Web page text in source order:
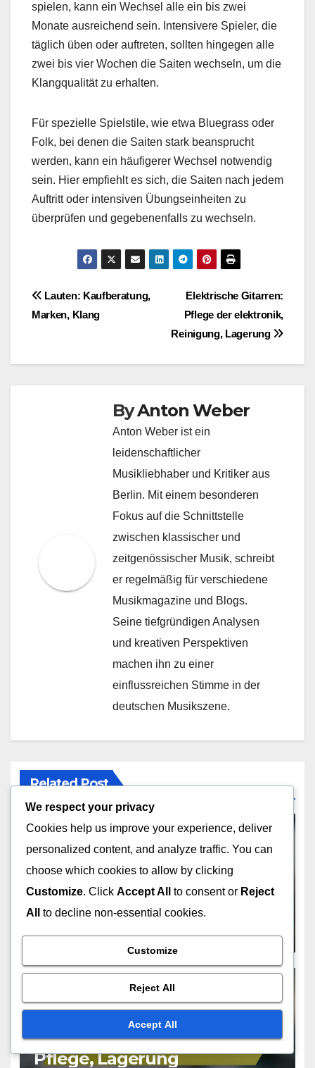
spielen, kann ein Wechsel alle ein bis zwei
Monate ausreichend sein. Intensivere Spieler, die
täglich üben oder auftreten, sollten hingegen alle
zwei bis vier Wochen die Saiten wechseln, um die
Klangqualität zu erhalten.
Für spezielle Spielstile, wie etwa Bluegrass oder
Folk, bei denen die Saiten stark beansprucht
werden, kann ein häufigerer Wechsel notwendig
sein. Hier empfiehlt es sich, die Saiten nach jedem
Auftritt oder intensiven Übungseinheiten zu
überprüfen und gegebenenfalls zu wechseln.
Post
navigation
Elektrische Gitarren:
Pflege der elektronik,
Reinigung, Lagerung
Lauten: Kaufberatung,
Marken, Klang
ByAnton Weber
Anton Weber ist ein
leidenschaftlicher
Musikliebhaber und Kritiker aus
Berlin. Mit einem besonderen
Fokus auf die Schnittstelle
zwischen klassischer und
zeitgenössischer Musik, schreibt
er regelmäßig für verschiedene
Musikmagazine und Blogs.
Seine tiefgründigen Analysen
und kreativen Perspektiven
machen ihn zu einer
einflussreichen Stimme in der
deutschen Musikszene.
Related Post
DIE PFLEGE UND WARTUNG VON MUSIKINSTRUMENTEN
Zithern: Auswahlkriterien,
Klang, Preis
DIE PFLEGE UND WARTUNG VON MUSIKINSTRUMENTEN
Schlagzeuge: Reinigung,
Pflege, Lagerung
We respect your privacy
Cookies help us improve your experience, deliver
personalized content, and analyze traffic. You can
choose which cookies to allow by clicking
Customize. Click Accept All to consent or Reject
All
to decline non-essential cookies.
Customize
Reject All
Accept All